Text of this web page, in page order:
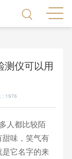
测仪可以用
1976
人都比较陌
味，笑气有
它名字的来